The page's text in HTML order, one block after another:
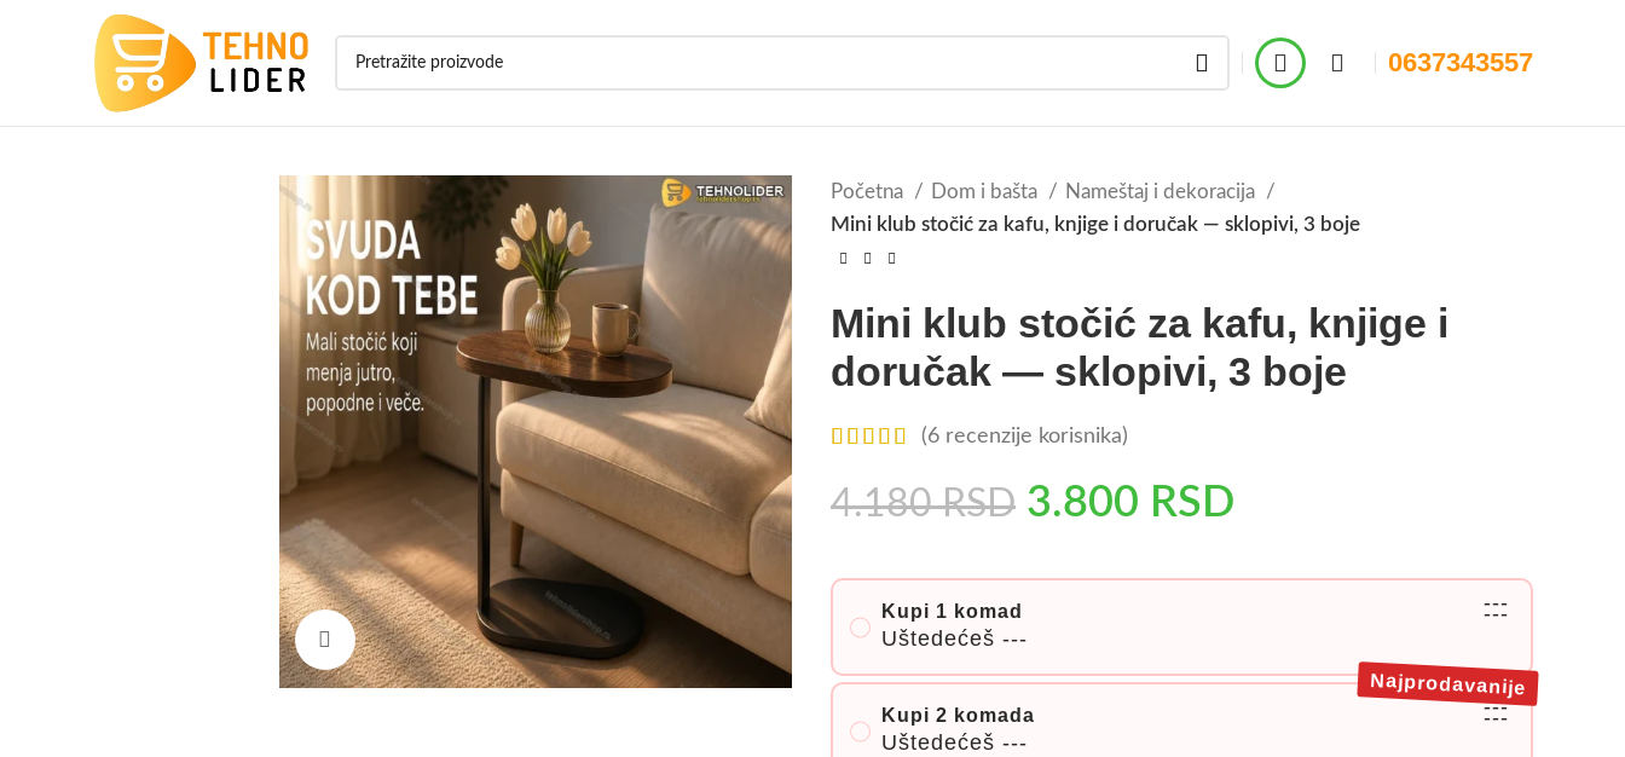
0637343557
Click to enlarge
Početna Dom i bašta
Nameštaj i dekoracija
Mini klub stočić za kafu, knjige i doručak — sklopivi, 3 boje
Mini klub stočić za kafu, knjige i
doručak — sklopivi, 3 boje
(6 recenzije korisnika)
4.180RSD 3.800 RSD
Kupi 1 komad
Uštedećeš ---
---
---
Kupi 2 komada
Uštedećeš ---
---
---
Najprodavanije